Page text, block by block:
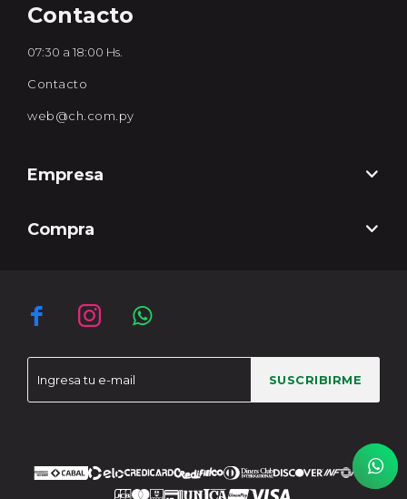
  
SUSCRIBIRME
Contacto
07:30 a 18:00 Hs.
Contacto
web@ch.com.py
Empresa
Compra